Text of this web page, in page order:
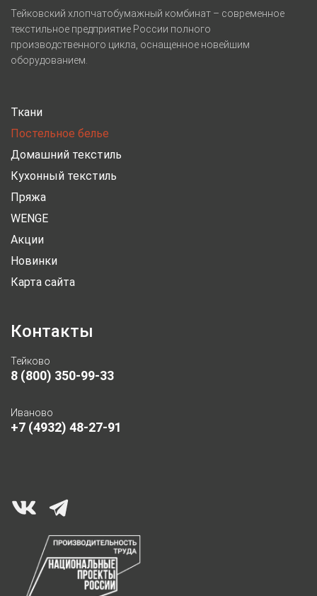
Тейковский хлопчатобумажный комбинат – современное
текстильное предприятие России полного
производственного цикла, оснащенное новейшим
оборудованием.
Ткани
Постельное белье
Домашний текстиль
Кухонный текстиль
Пряжа
WENGE
Акции
Новинки
Карта сайта
Контакты
Тейково
8 (800) 350-99-33
Иваново
+7 (4932) 48-27-91